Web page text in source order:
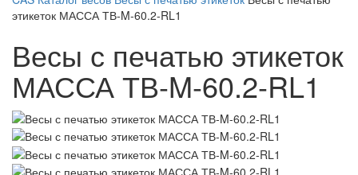
этикеток МАССА ТВ-M-60.2-RL1
Весы с печатью этикеток
МАССА ТВ-M-60.2-RL1